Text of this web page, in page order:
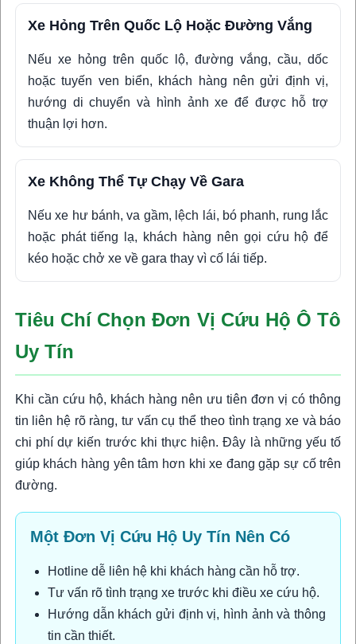
Xe Hỏng Trên Quốc Lộ Hoặc Đường Vắng
Nếu xe hỏng trên quốc lộ, đường vắng, cầu, dốc
hoặc tuyến ven biển, khách hàng nên gửi định vị,
hướng di chuyển và hình ảnh xe để được hỗ trợ
thuận lợi hơn.
Xe Không Thể Tự Chạy Về Gara
Nếu xe hư bánh, va gầm, lệch lái, bó phanh, rung lắc
hoặc phát tiếng lạ, khách hàng nên gọi cứu hộ để
kéo hoặc chở xe về gara thay vì cố lái tiếp.
Tiêu Chí Chọn Đơn Vị Cứu Hộ Ô Tô
Uy Tín
Khi cần cứu hộ, khách hàng nên ưu tiên đơn vị có thông
tin liên hệ rõ ràng, tư vấn cụ thể theo tình trạng xe và báo
chi phí dự kiến trước khi thực hiện. Đây là những yếu tố
giúp khách hàng yên tâm hơn khi xe đang gặp sự cố trên
đường.
Một Đơn Vị Cứu Hộ Uy Tín Nên Có
Hotline dễ liên hệ khi khách hàng cần hỗ trợ.
Tư vấn rõ tình trạng xe trước khi điều xe cứu hộ.
Hướng dẫn khách gửi định vị, hình ảnh và thông
tin cần thiết.